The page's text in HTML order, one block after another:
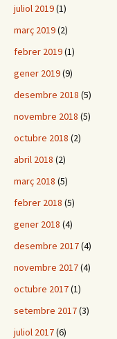
juliol 2019(1)
març 2019(2)
febrer 2019(1)
gener 2019(9)
desembre 2018 (5)
novembre 2018 (5)
octubre 2018 (2)
abril 2018 (2)
març 2018 (5)
febrer 2018 (5)
gener 2018 (4)
desembre 2017(4)
novembre 2017(4)
octubre 2017(1)
setembre 2017(3)
juliol 2017(6)